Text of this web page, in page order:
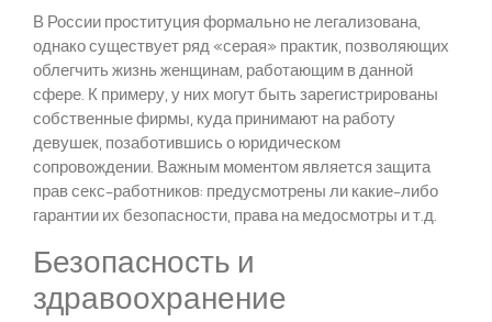
В России проституция формально не легализована,
однако существует ряд «серая» практик, позволяющих
облегчить жизнь женщинам, работающим в данной
сфере. К примеру, у них могут быть зарегистрированы
собственные фирмы, куда принимают на работу
девушек, позаботившись о юридическом
сопровождении. Важным моментом является защита
прав секс-работников: предусмотрены ли какие-либо
гарантии их безопасности, права на медосмотры и т.д.
Безопасность и
здравоохранение